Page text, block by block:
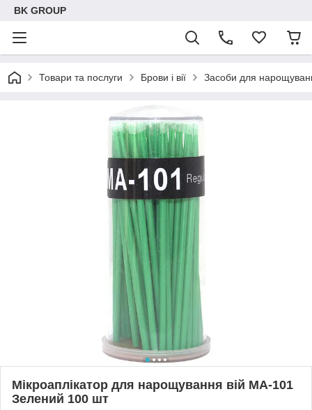
BK GROUP
Товари та послуги Брови і вії Засоби для
Мікроаплікатор для нарощування вій MA-101
Зелений 100 шт